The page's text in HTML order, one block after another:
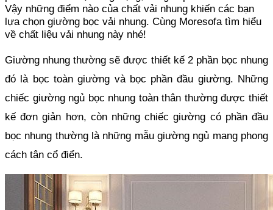
Vậy những điểm nào của chất vải nhung khiến các bạn
lựa chọn giường bọc vải nhung. Cùng Moresofa tìm hiểu
về chất liệu vải nhung này nhé!
Giường nhung thường sẽ được thiết kế 2 phần bọc nhung
đó là bọc toàn giường và bọc phần đầu giường. Những
chiếc giường ngủ bọc nhung toàn thân thường được thiết
kế đơn giản hơn, còn những chiếc giường có phần đầu
bọc nhung thường là những mẫu giường ngủ mang phong
cách tân cổ điển.